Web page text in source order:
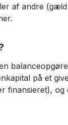
af andre
på et
finansieret),